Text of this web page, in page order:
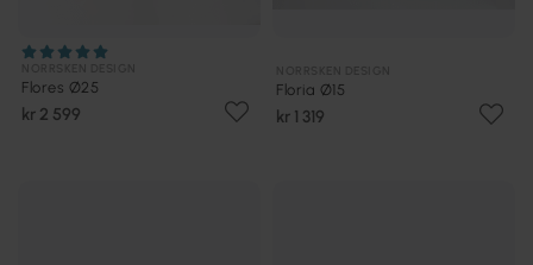
Flores Ø25
kr 2 599
Floria Ø15
kr 1 319